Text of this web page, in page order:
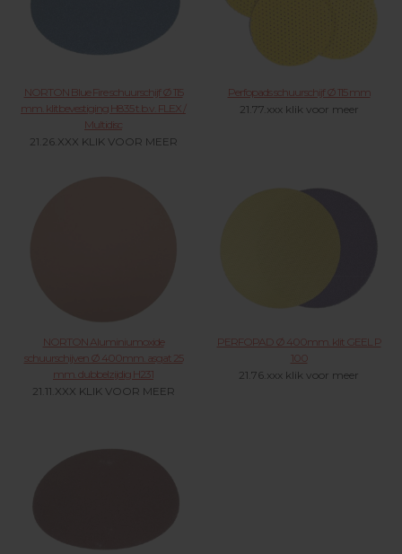
NORTON Blue Fire schuurschijf Ø 115
mm. klitbevestiging H835 t.b.v. FLEX /
Multidisc
21.26.XXX KLIK VOOR MEER
Perfopads schuurschijf Ø 115 mm
21.77.xxx klik voor meer
NORTON Aluminiumoxide
schuurschijven Ø 400mm. asgat 25
mm. dubbelzijdig H231
21.11.XXX KLIK VOOR MEER
PERFOPAD Ø 400mm. klit GEEL P
100
21.76.xxx klik voor meer